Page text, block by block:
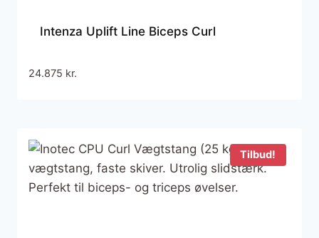
Intenza Uplift Line Biceps Curl
24.875 kr.
Tilbud!